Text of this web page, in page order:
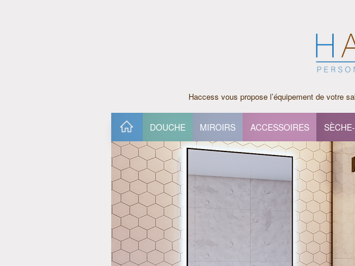
Haccess vous propose l’équipement de votre
DOUCHE MIROIRS ACCESSOIRES